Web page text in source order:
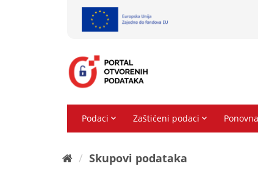
Skupovi podаtаkа